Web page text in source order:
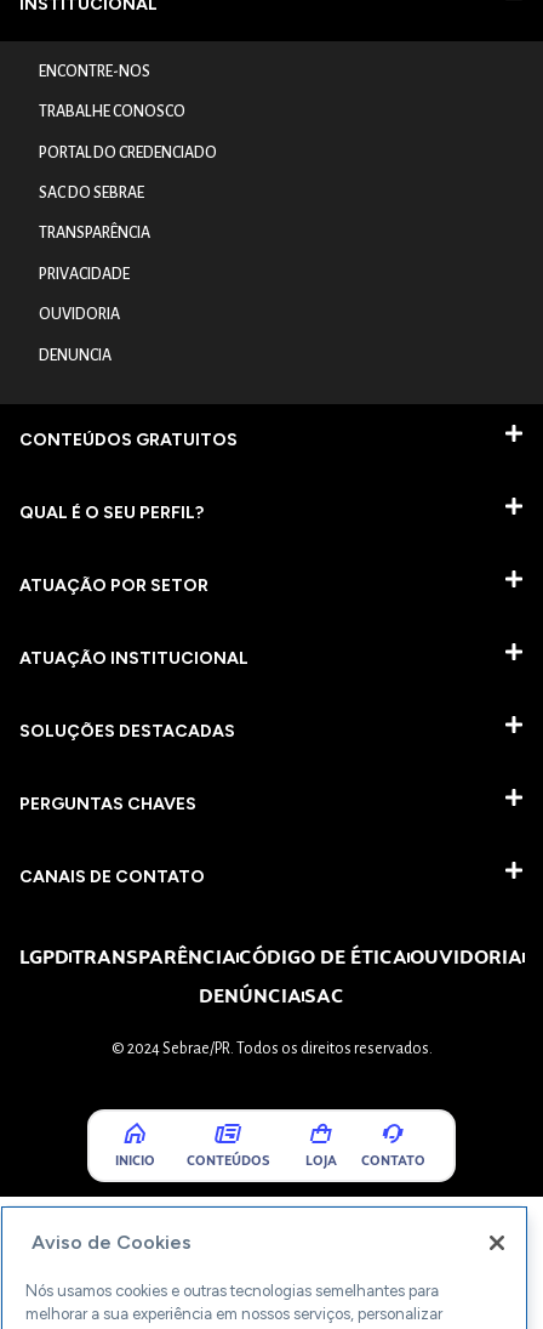
ENCONTRE-NOS
TRABALHE CONOSCO
PORTAL DO CREDENCIADO
SAC DO SEBRAE
TRANSPARÊNCIA
PRIVACIDADE
OUVIDORIA
DENUNCIA
CONTEÚDOS GRATUITOS
QUAL É O SEU PERFIL?
ATUAÇÃO POR SETOR
ATUAÇÃO INSTITUCIONAL
SOLUÇÕES DESTACADAS
PERGUNTAS CHAVES​
CANAIS DE CONTATO
LGPDTRANSPARÊNCIACÓDIGO DE ÉTICAOUVIDORIA
DENÚNCIASAC
© 2024 Sebrae/PR. Todos os direitos reservados.
INICIO CONTEÚDOS LOJA CONTATO
Aviso de Cookies
Nós usamos cookies e outras tecnologias semelhantes para
melhorar a sua experiência em nossos serviços, personalizar